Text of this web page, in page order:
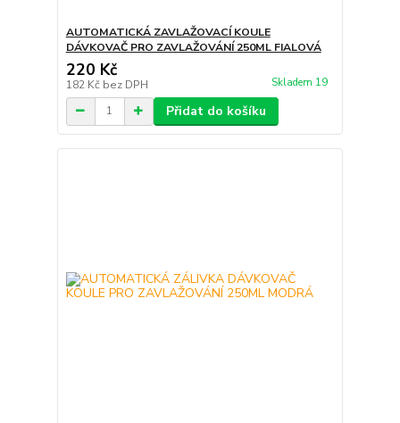
AUTOMATICKÁ ZAVLAŽOVACÍ KOULE
DÁVKOVAČ PRO ZAVLAŽOVÁNÍ 250ML FIALOVÁ
220 Kč
182 Kč bez DPH Skladem 19
Přidat do košíku